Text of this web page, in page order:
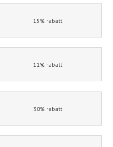
15% rabatt
11% rabatt
30% rabatt